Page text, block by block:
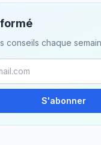
conseils chaque
S'abonner